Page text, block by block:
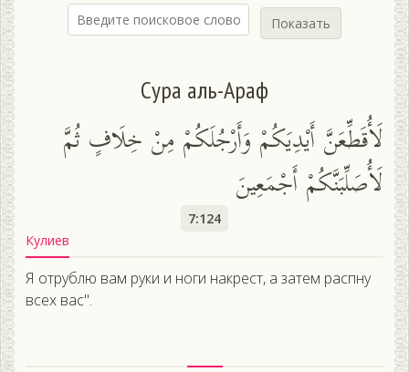
Показать
Сура аль-Араф
لَأُقَطِّعَنَّ أَيْدِيَكُمْ وَأَرْجُلَكُمْ مِنْ خِلَافٍ ثُمَّ
لَأُصَلِّبَنَّكُمْ أَجْمَعِينَ
7:124
Кулиев
Я отрублю вам руки и ноги накрест, а затем распну
всех вас".